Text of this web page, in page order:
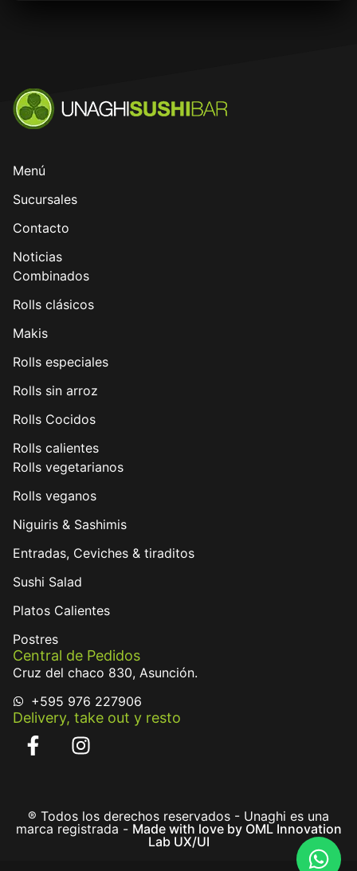
Menú
Sucursales
Contacto
Noticias
Combinados
Rolls clásicos
Makis
Rolls especiales
Rolls sin arroz
Rolls Cocidos
Rolls calientes
Rolls vegetarianos
Rolls veganos
Niguiris & Sashimis
Entradas, Ceviches & tiraditos
Sushi Salad
Platos Calientes
Postres
Central de Pedidos
Cruz del chaco 830, Asunción.
+595 976 227906
Delivery, take out y resto
® Todos los derechos reservados - Unaghi es una
marca registrada - Made with love by OML Innovation
Lab UX/UI